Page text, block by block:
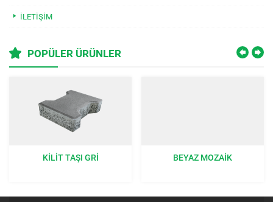
İLETIŞIM
POPÜLER ÜRÜNLER
BEYAZ MOZAIK
ÇIM TAŞI GRI 40X60X8 CM: